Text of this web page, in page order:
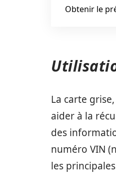
Obtenir le
La carte
aider à la
des
numéro VIN
les